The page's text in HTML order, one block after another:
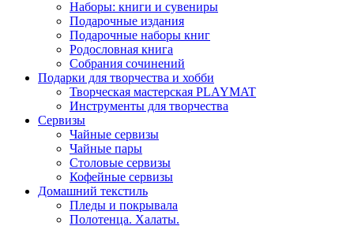
Наборы: книги и сувениры
Подарочные издания
Подарочные наборы книг
Родословная книга
Собрания сочинений
Подарки для творчества и хобби
Творческая мастерская PLAYMAT
Инструменты для творчества
Cервизы
Чайные сервизы
Чайные пары
Столовые сервизы
Кофейные сервизы
Домашний текстиль
Пледы и покрывала
Полотенца. Халаты.